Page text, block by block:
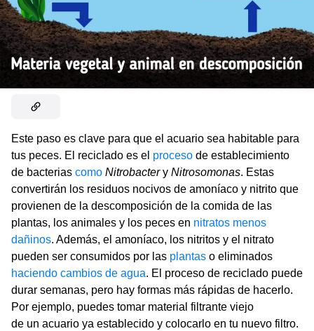
Este paso es clave para que el acuario sea habitable para
tus peces. El reciclado es el proceso de establecimiento
de bacterias como Nitrobactery Nitrosomonas. Estas
convertirán los residuos nocivos de amoníaco y nitrito que
provienen de la descomposición de la comida de las
plantas, los animales y los peces en nitratos menos
dañinos. Además, el amoníaco, los nitritos y el nitrato
pueden ser consumidos por las plantas o eliminados
haciendo cambios de agua. El proceso de reciclado puede
durar semanas, pero hay formas más rápidas de hacerlo.
Por ejemplo, puedes tomar material filtrante viejo
de un acuario ya establecido y colocarlo en tu nuevo filtro.